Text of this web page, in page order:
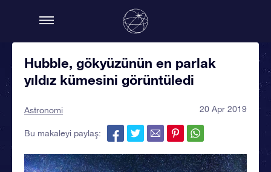
Hubble, gökyüzünün en parlak
yıldız kümesini görüntüledi
Astronomi 20 Apr 2019
Bu makaleyi paylaş: